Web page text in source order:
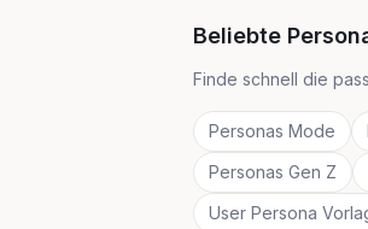
Beliebte
Finde schnell die
Personas Mode
Personas Gen Z
User Persona